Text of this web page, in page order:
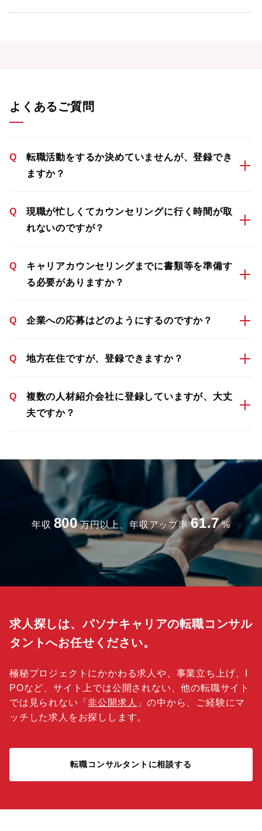
よくあるご質問
Q
転職活動をするか決めていませんが、登録でき
ますか？
Q
現職が忙しくてカウンセリングに行く時間が取
れないのですが？
Q
キャリアカウンセリングまでに書類等を準備す
る必要がありますか？
Q 企業への応募はどのようにするのですか？
Q 地方在住ですが、登録できますか？
Q
複数の人材紹介会社に登録していますが、大丈
夫ですか？
年収 800 万円以上、年収アップ率 61.7 %
求人探しは、パソナキャリアの転職コンサル
タントへお任せください。
極秘プロジェクトにかかわる求人や、事業立ち上げ、I
POなど、サイト上では公開されない、他の転職サイト
では見られない「非公開求人 」の中から、ご経験にマ
ッチした求人をお探しします。
転職コンサルタントに相談する